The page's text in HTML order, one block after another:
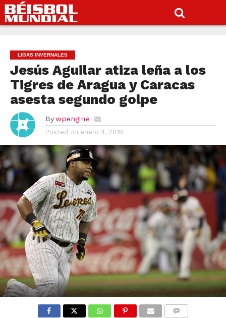
LIGAS INVERNALES
Jesús Aguilar atiza leña a los
Tigres de Aragua y Caracas
asesta segundo golpe
By wpengine
Posted on enero 4, 2018